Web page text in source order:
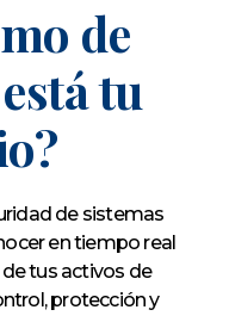
de
tu
de sistemas
en tiempo real
tus activos de
protección y